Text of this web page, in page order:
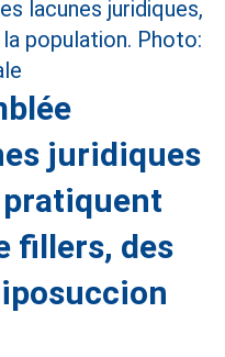
juridiques
pratiquent
fillers, des